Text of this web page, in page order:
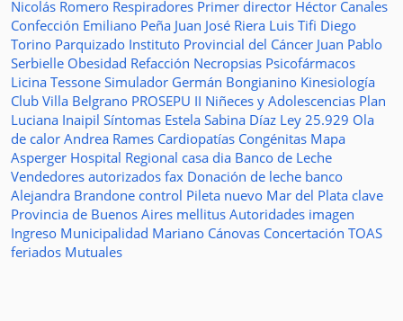
Nicolás Romero Respiradores Primer director Héctor Canales
Confección Emiliano Peña Juan José Riera Luis Tifi Diego
Torino Parquizado Instituto Provincial del Cáncer Juan Pablo
Serbielle Obesidad Refacción Necropsias Psicofármacos
Licina Tessone Simulador Germán Bongianino Kinesiología
Club Villa Belgrano PROSEPU II Niñeces y Adolescencias Plan
Luciana Inaipil Síntomas Estela Sabina Díaz Ley 25.929 Ola
de calor Andrea Rames Cardiopatías Congénitas Mapa
Asperger Hospital Regional casa dia Banco de Leche
Vendedores autorizados fax Donación de leche banco
Alejandra Brandone control Pileta nuevo Mar del Plata clave
Provincia de Buenos Aires mellitus Autoridades imagen
Ingreso Municipalidad Mariano Cánovas Concertación TOAS
feriados Mutuales